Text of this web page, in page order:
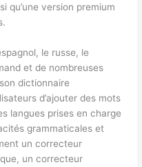
qu’une version premium
le russe, le
et de nombreuses
dictionnaire
d’ajouter des mots
langues prises en charge
grammaticales et
un correcteur
un correcteur